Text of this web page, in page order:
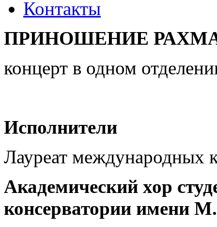
Контакты
ПРИНОШЕНИЕ
концерт в одном
Исполнители
Лауреат международных
Академический хор
консерватории имени